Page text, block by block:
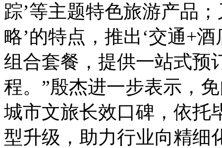
踪’等主题特色旅游产品
略’的特点，推出‘交通+
组合套餐，提供一站式预
程。”殷杰进一步表示，
城市文旅长效口碑，依托
型升级，助力行业向精细